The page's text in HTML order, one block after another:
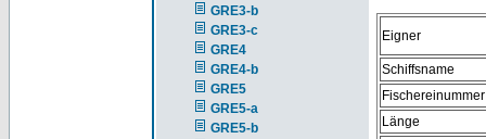
GRE3-b
GRE3-c
GRE4
GRE4-b
GRE5
GRE5-a
GRE5-b
Eigner
Schiffsname
Fischereinummer
Länge